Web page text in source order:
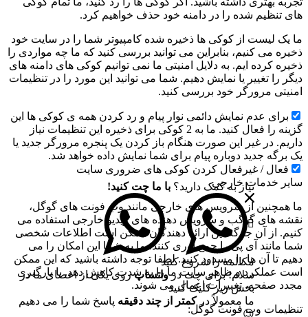
های تنظیم شده را در دامنه خود حذف خواهیم کرد.
ما یک لیست از کوکی ها ذخیره شده کامپیوتر شما را در سایت خود
ذخیره می کنیم، بنابراین می توانید بررسی کنید که ما چه مواردی را
ذخیره کرده ایم. به دلایل امنیتی ما نمی توانیم کوکی های دامنه های
دیگر را تغییر یا نمایش دهیم. شما می توانید این مورد را در تنظیمات
امنیتی مرورگر خود بررسی کنید.
برای عدم نمایش دائمی نوار پیام و رد کردن همه ی کوکی ها این
گزینه را فعال کنید. ما به 2 کوکی برای ذخیره این تنظیمات نیاز
داریم. در غیر این صورت هنگام باز کردن یک پنجره مرورگر جدید یا
یک برگه جدید دوباره پیام برای شما نمایش داده خواهد شد.
فعال / غیرفعال کردن کوکی های ضروری سایت
سایر خدمات خارجی
ما همچنین از سرویس های خارجی مانند وب فونت های گوگل،
نقشه های گوگب و سرویس دهنده های ویدیو خارجی استفاده می
کنیم. از آن جا گه این ارائه دهندگان ممکن است اطلاعات شخصی
شما مانند آی پی را جمع آوری کنند، ما به شما این امکان را می
دهیم تا آن ها را مسدود کنید. لطفا توجه داشته باشید که این ممکن
است عملکرد و ظاهر سایت ما را به شدت کاهش دهد. با بارگیری
مجدد صفحه، تغییرات اعمال می شوند.
تنظیمات وب فونت گوگل:
نیاز به کمک دارید؟ با ما چت کنید!
مکالمه را شروع کنید
سلام! برای چت درواتساپروی یکی از اعضای ما در
بخش زیر کلیک کنید
ما معمولاً درکمتر از چند دقیقه پاسخ شما را می دهیم
😉